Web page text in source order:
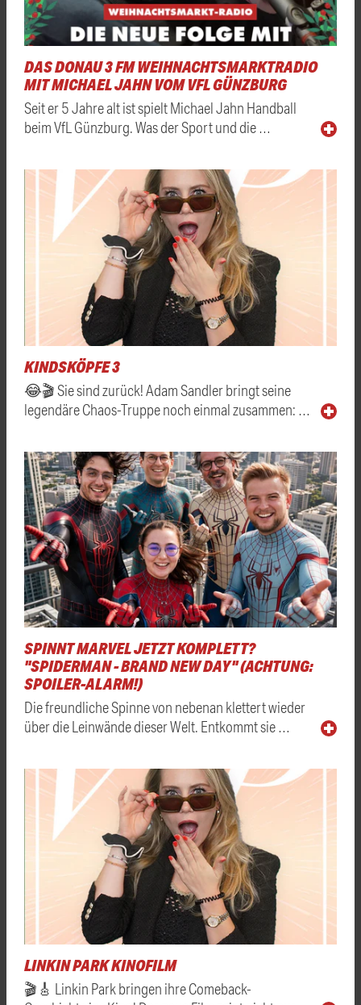
DAS DONAU 3 FM WEIHNACHTSMARKTRADIO
MIT MICHAEL JAHN VOM VFL GÜNZBURG
Seit er 5 Jahre alt ist spielt Michael Jahn Handball
beim VfL Günzburg. Was der Sport und die …
KINDSKÖPFE 3
😂🎬 Sie sind zurück! Adam Sandler bringt seine
legendäre Chaos-Truppe noch einmal zusammen: …
SPINNT MARVEL JETZT KOMPLETT?
"SPIDERMAN - BRAND NEW DAY" (ACHTUNG:
SPOILER-ALARM!)
Die freundliche Spinne von nebenan klettert wieder
über die Leinwände dieser Welt. Entkommt sie …
LINKIN PARK KINOFILM
🎬🎸 Linkin Park bringen ihre Comeback-